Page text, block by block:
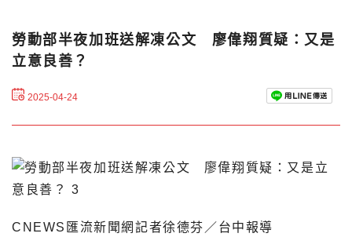
勞動部半夜加班送解凍公文 廖偉翔質疑：又是
立意良善？
2025-04-24
CNEWS匯流新聞網記者徐德芬／台中報導